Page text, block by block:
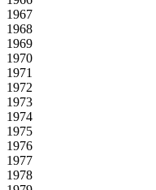
1967
1968
1969
1970
1971
1972
1973
1974
1975
1976
1977
1978